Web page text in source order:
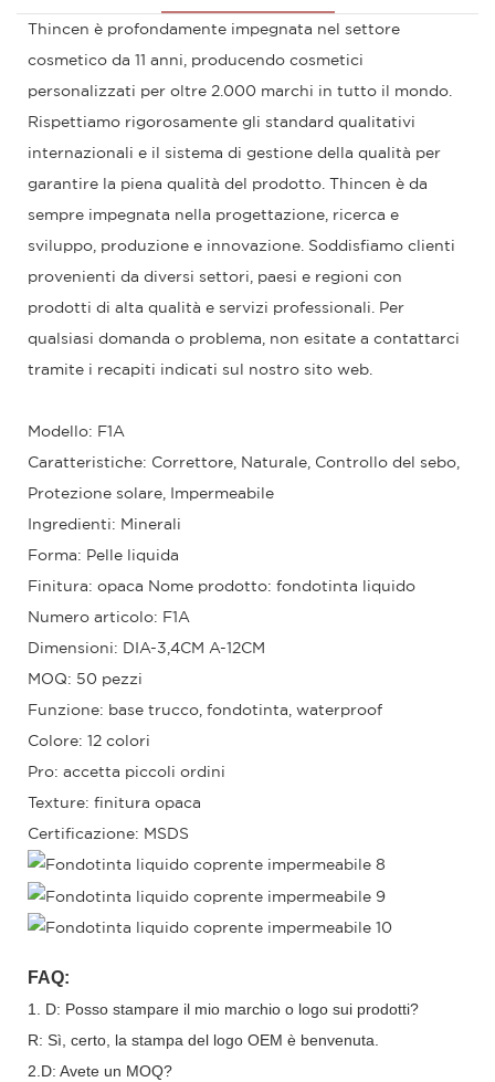
Thincen è profondamente impegnata nel settore
cosmetico da 11 anni, producendo cosmetici
personalizzati per oltre 2.000 marchi in tutto il mondo.
Rispettiamo rigorosamente gli standard qualitativi
internazionali e il sistema di gestione della qualità per
garantire la piena qualità del prodotto. Thincen è da
sempre impegnata nella progettazione, ricerca e
sviluppo, produzione e innovazione. Soddisfiamo clienti
provenienti da diversi settori, paesi e regioni con
prodotti di alta qualità e servizi professionali. Per
qualsiasi domanda o problema, non esitate a contattarci
tramite i recapiti indicati sul nostro sito web.
Modello: F1A
Caratteristiche: Correttore, Naturale, Controllo del sebo,
Protezione solare, Impermeabile
Ingredienti: Minerali
Forma: Pelle liquida
Finitura: opaca Nome prodotto: fondotinta liquido
Numero articolo: F1A
Dimensioni: DIA-3,4CM A-12CM
MOQ: 50 pezzi
Funzione: base trucco, fondotinta, waterproof
Colore: 12 colori
Pro: accetta piccoli ordini
Texture: finitura opaca
Certificazione: MSDS
FAQ:
1. D: Posso stampare il mio marchio o logo sui prodotti?
R: Sì, certo, la stampa del logo OEM è benvenuta.
2.D: Avete un MOQ?